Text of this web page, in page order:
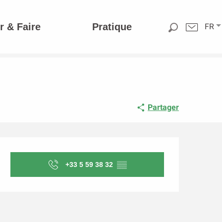
FR
& Faire Pratique
Partager
Ouverture et
+33 5 59 38 32 ▒▒